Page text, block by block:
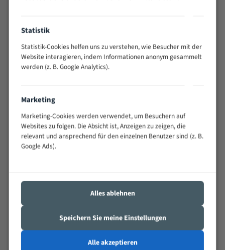
Anwendungen
Widerstandsfähig gegen Zahnbruch auch bei
schwierigen Werkstücken (Materialmischung,
wechselnde Verbindungslängen)
Äußerst verschleißfest
Technische Beschreibung:
Positiver Spanwinkel
Bandkörper aus hochlegiertem Federstahl
Spezielle Zahngeometrie und Zahnteilung
Statistik
Statistik-Cookies helfen uns zu verstehen, wie Besucher mit der
Website interagieren, indem Informationen anonym gesammelt
werden (z. B. Google Analytics).
Marketing
Marketing-Cookies werden verwendet, um Besuchern auf
Websites zu folgen. Die Absicht ist, Anzeigen zu zeigen, die
relevant und ansprechend für den einzelnen Benutzer sind (z. B.
Google Ads).
Alles ablehnen
Speichern Sie meine Einstellungen
Alle akzeptieren